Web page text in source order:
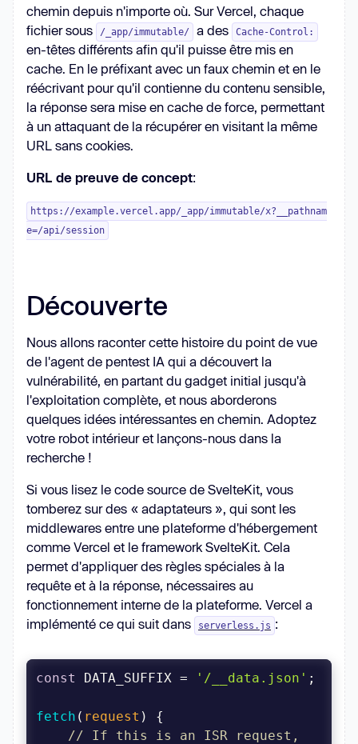
chemin depuis n'importe où. Sur Vercel, chaque
fichier sous
/_app/immutable/ a des Cache-Control:
en-têtes différents afin qu'il puisse être mis en
cache. En le préfixant avec un faux chemin et en le
réécrivant pour qu'il contienne du contenu sensible,
la réponse sera mise en cache de force, permettant
à un attaquant de la récupérer en visitant la même
URL sans cookies.
URL de preuve de concept:
https://example.vercel.app/_app/immutable/x?__pathnam
e=/api/session
Découverte
Nous allons raconter cette histoire du point de vue
de l'agent de pentest IA qui a découvert la
vulnérabilité, en partant du gadget initial jusqu'à
l'exploitation complète, et nous aborderons
quelques idées intéressantes en chemin. Adoptez
votre robot intérieur et lançons-nous dans la
recherche !
Si vous lisez le code source de SvelteKit, vous
tomberez sur des « adaptateurs », qui sont les
middlewares entre une plateforme d'hébergement
comme Vercel et le framework SvelteKit. Cela
permet d'appliquer des règles spéciales à la
requête et à la réponse, nécessaires au
fonctionnement interne de la plateforme. Vercel a
implémenté ce qui suit dans
serverless.js :
const DATA_SUFFIX = '/__data.json'
fetch ( request )
// If this is an ISR request,